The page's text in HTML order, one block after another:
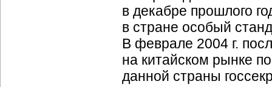
в декабре прошлого
в стране особый
В феврале 2004 г.
на китайском рынке
данной страны